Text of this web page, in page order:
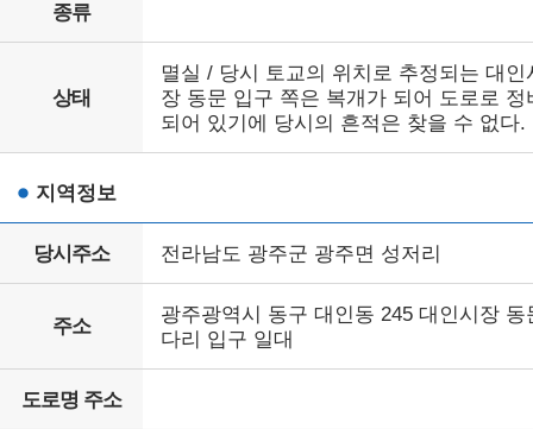
종류
상태
멸실 / 당시 토교의 위치로 추정되는 대인
장 동문 입구 쪽은 복개가 되어 도로로 정
되어 있기에 당시의 흔적은 찾을 수 없다.
지역정보
당시주소 전라남도 광주군 광주면 성저리
주소
광주광역시 동구 대인동 245 대인시장 동
다리 입구 일대
도로명 주소